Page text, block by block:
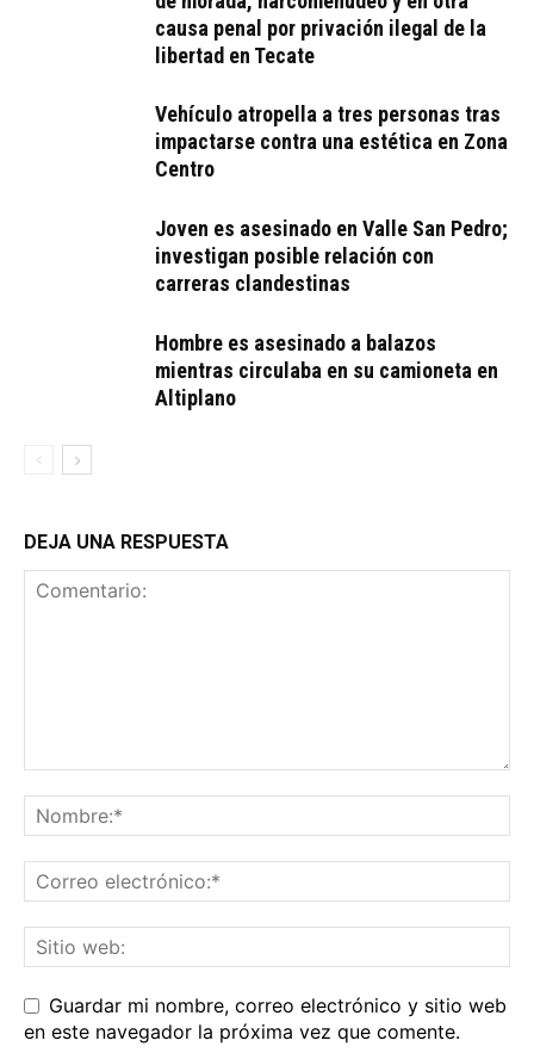
causa penal por privación ilegal de la
libertad en Tecate
Vehículo atropella a tres personas tras
impactarse contra una estética en Zona
Centro
Joven es asesinado en Valle San Pedro;
investigan posible relación con
carreras clandestinas
Hombre es asesinado a balazos
mientras circulaba en su camioneta en
Altiplano
DEJA UNA RESPUESTA
Guardar mi nombre, correo electrónico y sitio web
en este navegador la próxima vez que comente.